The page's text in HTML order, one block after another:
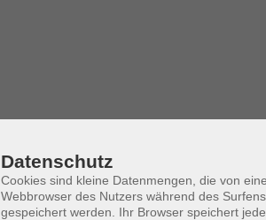
Datenschutz
Cookies sind kleine Datenmengen, die von
Webbrowser des Nutzers während des
gespeichert werden. Ihr Browser speichert